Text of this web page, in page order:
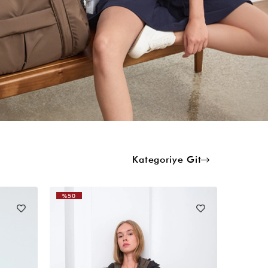
%50
Kategoriye Git